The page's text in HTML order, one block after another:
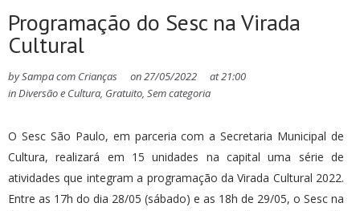
Programação do Sesc na Virada
Cultural
bySampa com Crianças on27/05/2022 at21:00
inDiversão e Cultura, Gratuito, Sem categoria
O Sesc São Paulo, em parceria com a Secretaria Municipal de
Cultura, realizará em 15 unidades na capital uma série de
atividades que integram a programação da Virada Cultural 2022.
Entre as 17h do dia 28/05 (sábado) e as 18h de 29/05, o Sesc na